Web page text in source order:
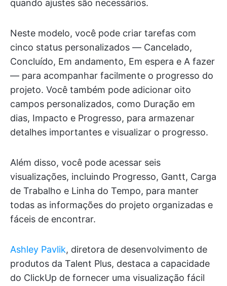
quando ajustes são necessários.
Neste modelo, você pode criar tarefas com
cinco status personalizados — Cancelado,
Concluído, Em andamento, Em espera e A fazer
— para acompanhar facilmente o progresso do
projeto. Você também pode adicionar oito
campos personalizados, como Duração em
dias, Impacto e Progresso, para armazenar
detalhes importantes e visualizar o progresso.
Além disso, você pode acessar seis
visualizações, incluindo Progresso, Gantt, Carga
de Trabalho e Linha do Tempo, para manter
todas as informações do projeto organizadas e
fáceis de encontrar.
Ashley Pavlik, diretora de desenvolvimento de
produtos da Talent Plus, destaca a capacidade
do ClickUp de fornecer uma visualização fácil